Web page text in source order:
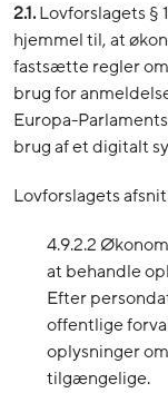
2.1.Lovforslagets §
hjemmel til, at
fastsætte regler
brug for
Europa-
brug af et digitalt
Lovforslagets
4.9.2.2
at behandle
Efter
offentlige
oplysninger
tilgængelige.